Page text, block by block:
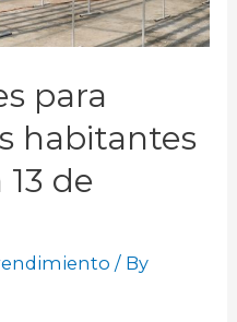
para
habitantes
de
/ By